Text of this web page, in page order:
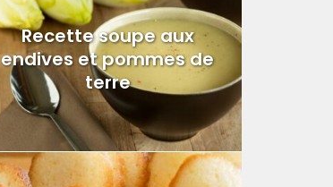
Recette soupe aux
endives et pommes de
terre